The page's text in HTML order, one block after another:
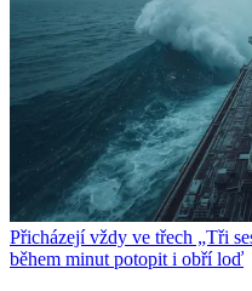
Přicházejí vždy ve třech „Tři
během minut potopit i obří loď